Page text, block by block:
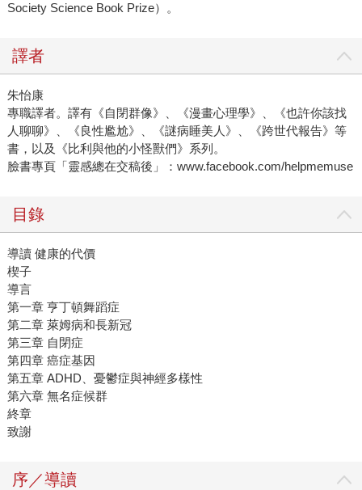
Society Science Book Prize）。
譯者
朱怡康
專職譯者。譯有《自閉群像》、《漫畫心理學》、《也許你該找
人聊聊》、《良性尷尬》、《謎病睡美人》、《跨世代報告》等
書，以及《比利與他的小怪獸們》系列。
臉書專頁「靈感總在交稿後」：www.facebook.com/helpmemuse
目錄
導讀 健康的代價
楔子
導言
第一章 亨丁頓舞蹈症
第二章 萊姆病和長新冠
第三章 自閉症
第四章 癌症基因
第五章 ADHD、憂鬱症與神經多樣性
第六章 無名症候群
終章
致謝
序／導讀